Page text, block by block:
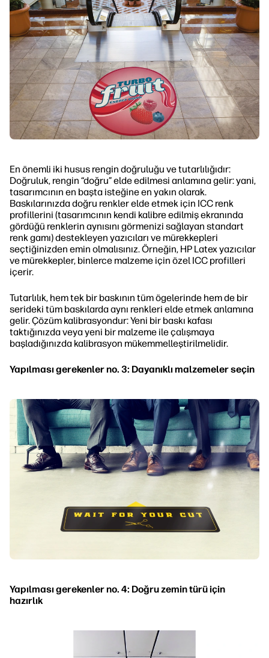
En önemli iki husus rengin doğruluğu ve tutarlılığıdır:
Doğruluk, rengin “doğru” elde edilmesi anlamına gelir: yani,
tasarımcının en başta isteğine en yakın olarak.
Baskılarınızda doğru renkler elde etmek için ICC renk
profillerini (tasarımcının kendi kalibre edilmiş ekranında
gördüğü renklerin aynısını görmenizi sağlayan standart
renk gamı) destekleyen yazıcıları ve mürekkepleri
seçtiğinizden emin olmalısınız. Örneğin, HP Latex yazıcılar
ve mürekkepler, binlerce malzeme için özel ICC profilleri
içerir.
Tutarlılık, hem tek bir baskının tüm ögelerinde hem de bir
serideki tüm baskılarda aynı renkleri elde etmek anlamına
gelir. Çözüm kalibrasyondur: Yeni bir baskı kafası
taktığınızda veya yeni bir malzeme ile çalışmaya
başladığınızda kalibrasyon mükemmelleştirilmelidir.
Yapılması gerekenler no. 3: Dayanıklı malzemeler seçin
Yapılması gerekenler no. 4: Doğru zemin türü için
hazırlık